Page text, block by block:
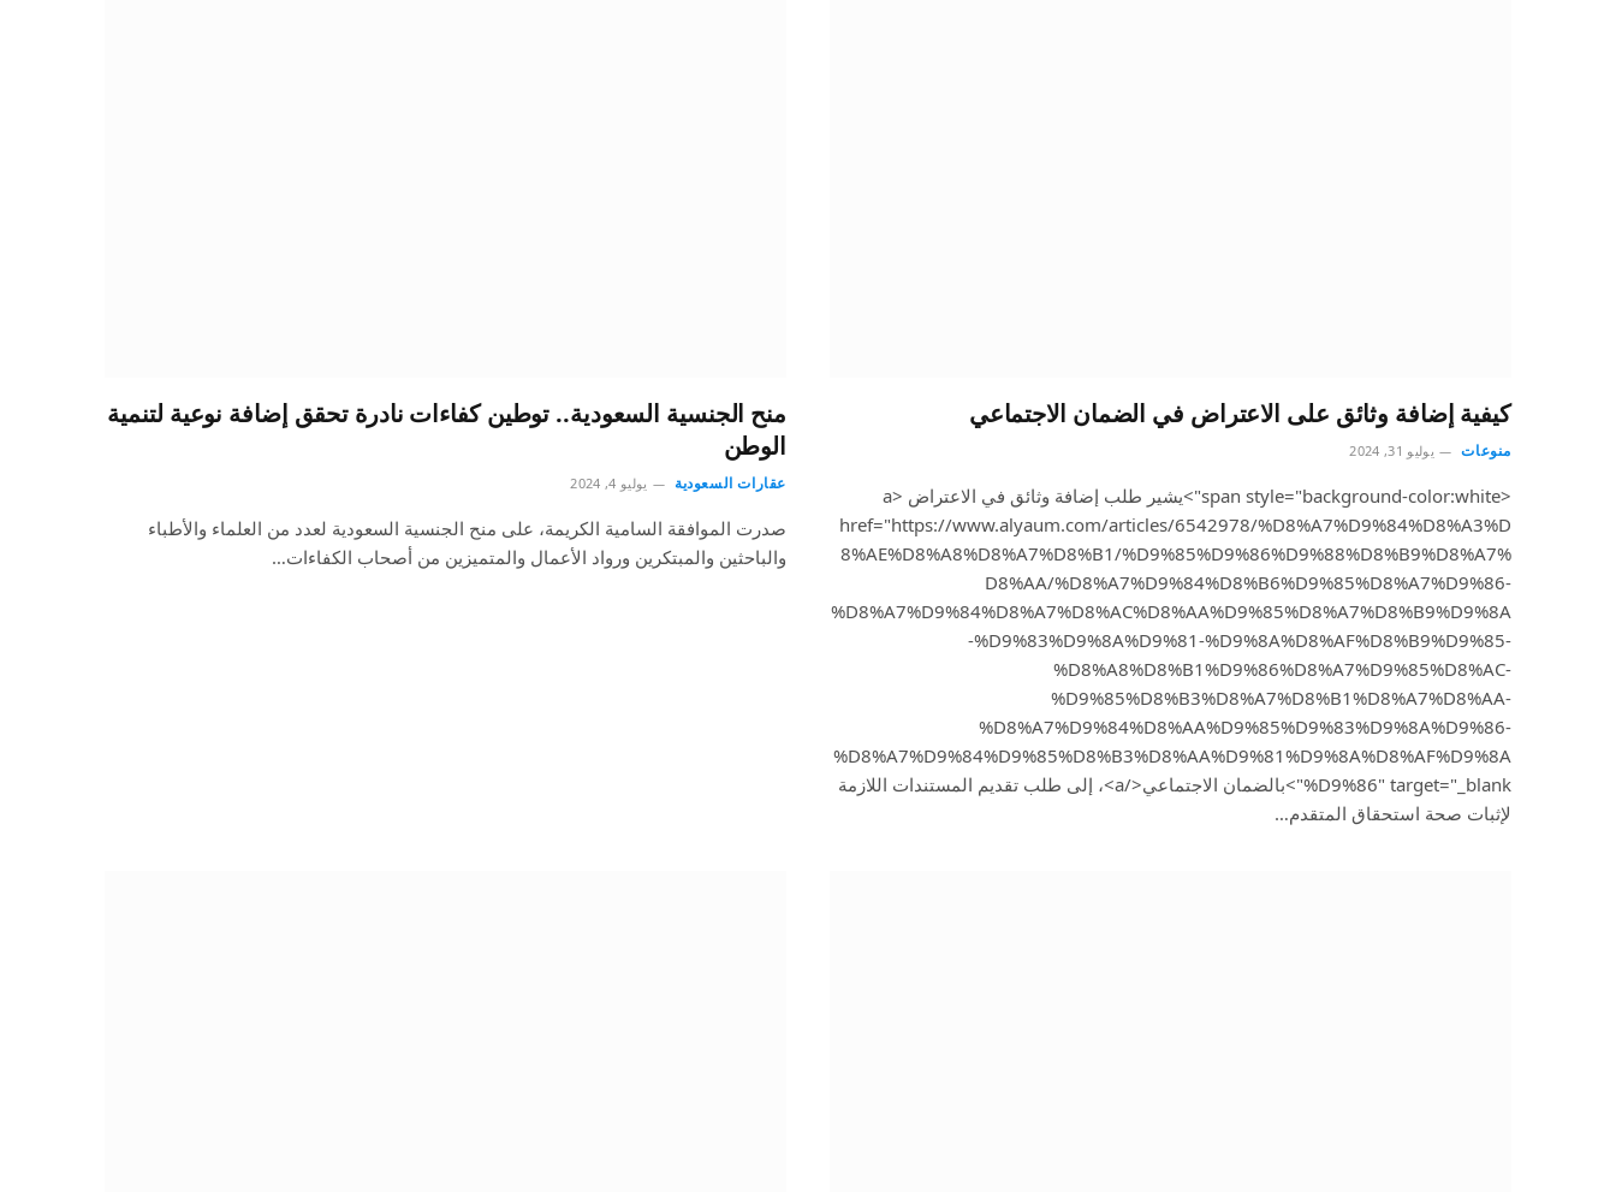
كيفية إضافة وثائق على الاعتراض في الضمان الاجتماعي
منوعات يوليو 31, 2024
<span style="background-color:white">يشير طلب إضافة وثائق في الاعتراض <a
href="https://www.alyaum.com/articles/6542978/%D8%A7%D9%84%D8%A3%D
8%AE%D8%A8%D8%A7%D8%B1/%D9%85%D9%86%D9%88%D8%B9%D8%A7%
D8%AA/%D8%A7%D9%84%D8%B6%D9%85%D8%A7%D9%86-
%D8%A7%D9%84%D8%A7%D8%AC%D8%AA%D9%85%D8%A7%D8%B9%D9%8A
-%D9%83%D9%8A%D9%81-%D9%8A%D8%AF%D8%B9%D9%85-
%D8%A8%D8%B1%D9%86%D8%A7%D9%85%D8%AC-
%D9%85%D8%B3%D8%A7%D8%B1%D8%A7%D8%AA-
%D8%A7%D9%84%D8%AA%D9%85%D9%83%D9%8A%D9%86-
%D8%A7%D9%84%D9%85%D8%B3%D8%AA%D9%81%D9%8A%D8%AF%D9%8A
%D9%86" target="_blank">بالضمان الاجتماعي</a>، إلى طلب تقديم المستندات اللازمة
لإثبات صحة استحقاق المتقدم…
منح الجنسية السعودية.. توطين كفاءات نادرة تحقق إضافة نوعية لتنمية
الوطن
عقارات السعودية يوليو 4, 2024
صدرت الموافقة السامية الكريمة، على منح الجنسية السعودية لعدد من العلماء والأطباء
والباحثين والمبتكرين ورواد الأعمال والمتميزين من أصحاب الكفاءات…